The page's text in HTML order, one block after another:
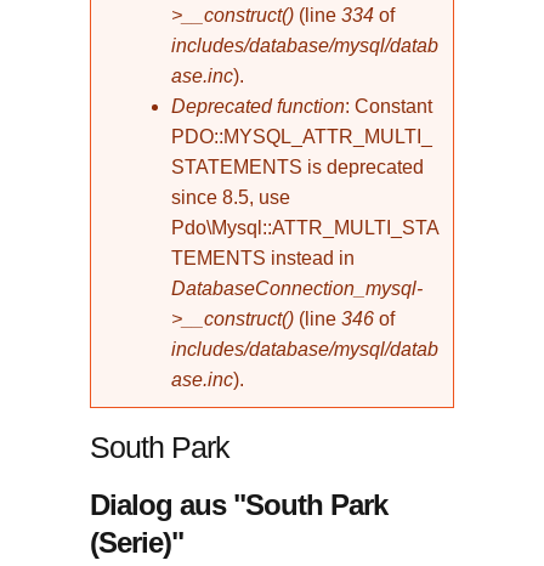
>__construct() (line 334 of
includes/database/mysql/datab
ase.inc).
Deprecated function: Constant
PDO::MYSQL_ATTR_MULTI_
STATEMENTS is deprecated
since 8.5, use
Pdo\Mysql::ATTR_MULTI_STA
TEMENTS instead in
DatabaseConnection_mysql-
>__construct() (line 346 of
includes/database/mysql/datab
ase.inc).
South Park
Dialog aus "South Park
(Serie)"